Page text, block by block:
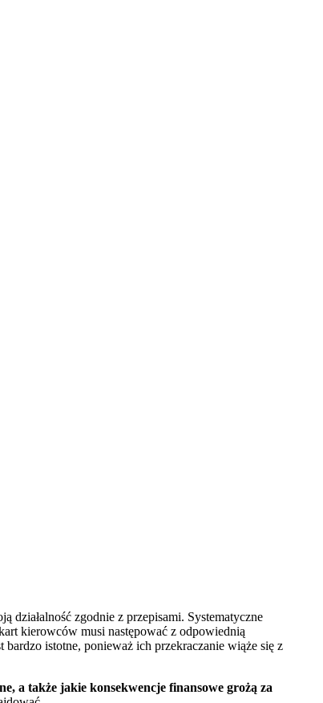
działalność zgodnie z przepisami. Systematyczne
kierowców musi następować z odpowiednią
istotne, ponieważ ich przekraczanie wiąże się z
a także jakie konsekwencje finansowe grożą za